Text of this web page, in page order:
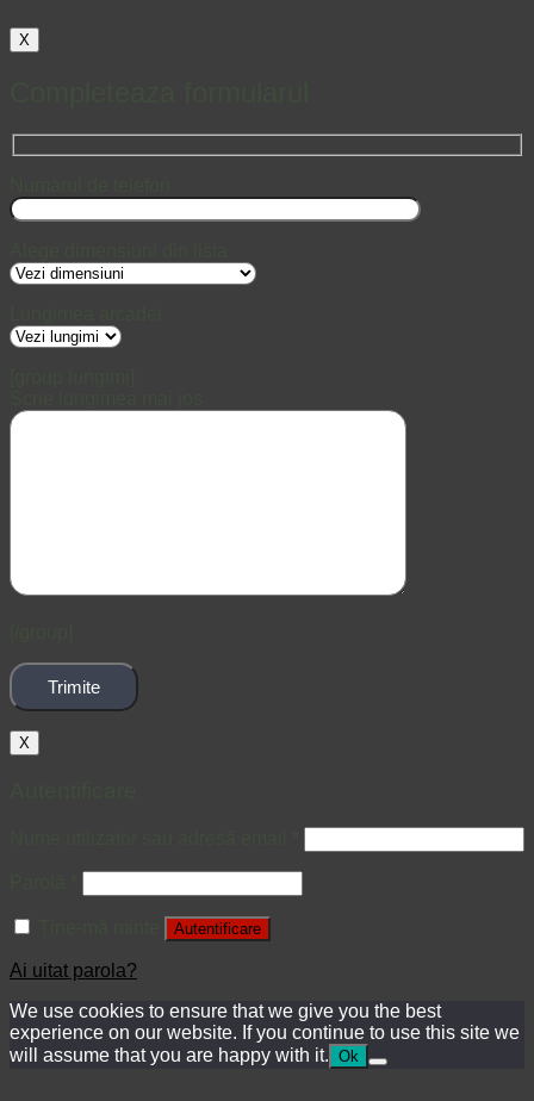
X
X
Autentificare
Ai uitat parola?
We use cookies to ensure that we give you the best
experience on our website. If you continue to use this site we
will assume that you are happy with it. Ok